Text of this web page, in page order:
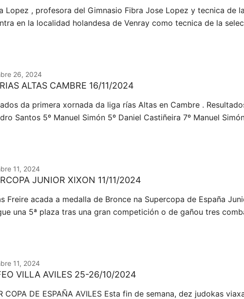
Lopez , profesora del Gimnasio Fibra Jose Lopez y tecnica de
en la localidad holandesa de Venray como tecnica de la
26, 2024
ALTAS CAMBRE 16/11/2024
da primera xornada da liga rías Altas en Cambre .
Santos 5º Manuel Simón 5º Daniel Castiñeira 7º Manuel
11, 2024
JUNIOR XIXON 11/11/2024
Freire acada a medalla de Bronce na Supercopa de España
una 5ª plaza tras una gran competición o de gañou tres
11, 2024
VILLA AVILES 25-26/10/2024
COPA DE ESPAÑA AVILES Esta fin de semana, dez judokas